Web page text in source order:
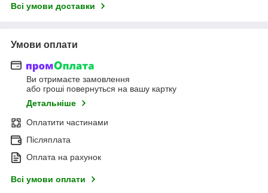
Всі умови доставки
Умови оплати
Ви отримаєте замовлення
або гроші повернуться на вашу картку
Детальніше
Оплатити частинами
Післяплата
Оплата на рахунок
Всі умови оплати